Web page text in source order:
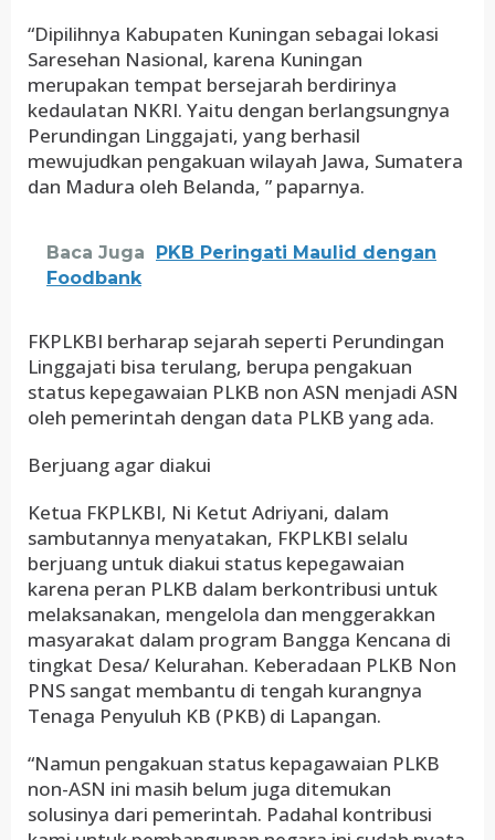
“Dipilihnya Kabupaten Kuningan sebagai lokasi
Saresehan Nasional, karena Kuningan
merupakan tempat bersejarah berdirinya
kedaulatan NKRI. Yaitu dengan berlangsungnya
Perundingan Linggajati, yang berhasil
mewujudkan pengakuan wilayah Jawa, Sumatera
dan Madura oleh Belanda, ” paparnya.
Baca Juga
PKB Peringati Maulid dengan
Foodbank
FKPLKBI berharap sejarah seperti Perundingan
Linggajati bisa terulang, berupa pengakuan
status kepegawaian PLKB non ASN menjadi ASN
oleh pemerintah dengan data PLKB yang ada.
Berjuang agar diakui
Ketua FKPLKBI, Ni Ketut Adriyani, dalam
sambutannya menyatakan, FKPLKBI selalu
berjuang untuk diakui status kepegawaian
karena peran PLKB dalam berkontribusi untuk
melaksanakan, mengelola dan menggerakkan
masyarakat dalam program Bangga Kencana di
tingkat Desa/ Kelurahan. Keberadaan PLKB Non
PNS sangat membantu di tengah kurangnya
Tenaga Penyuluh KB (PKB) di Lapangan.
“Namun pengakuan status kepagawaian PLKB
non-ASN ini masih belum juga ditemukan
solusinya dari pemerintah. Padahal kontribusi